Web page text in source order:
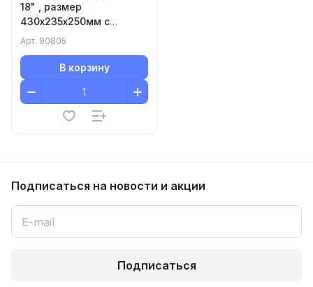
18" , размер
430х235х250мм с
органайзерами
Арт. 90805
В корзину
Подписаться на новости и акции
Подписаться